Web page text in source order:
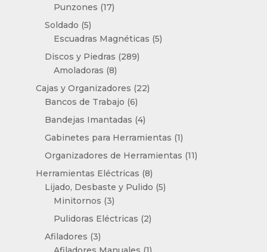
Punzones 1717
Soldado 55
productos
Escuadras Magnéticas 55
Discos y Piedras 289289
Amoladoras 88
productos
Cajas y Organizadores 2222
Bancos de Trabajo 66
productos
Bandejas Imantadas 44
productos
Gabinetes para Herramientas 11
producto
Organizadores de Herramientas 1111
Herramientas Eléctricas 88
productos
Lijado, Desbaste y Pulido 55
Minitornos 33
productos
Pulidoras Eléctricas 22
Afiladores 33
productos
1